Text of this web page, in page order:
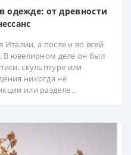
от древности
Италии, а после и во всей
В ювелирном деле он был
скульптуре или
никогда не
или разделе ..